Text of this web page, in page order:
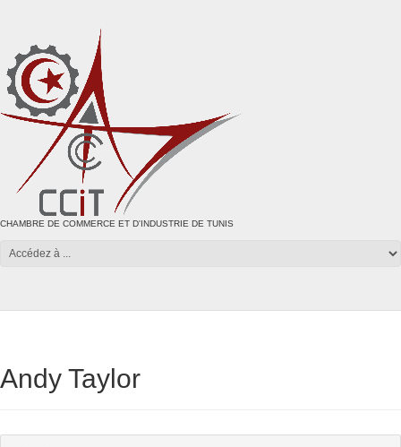
CHAMBRE DE COMMERCE ET D'INDUSTRIE DE TUNIS
Andy Taylor